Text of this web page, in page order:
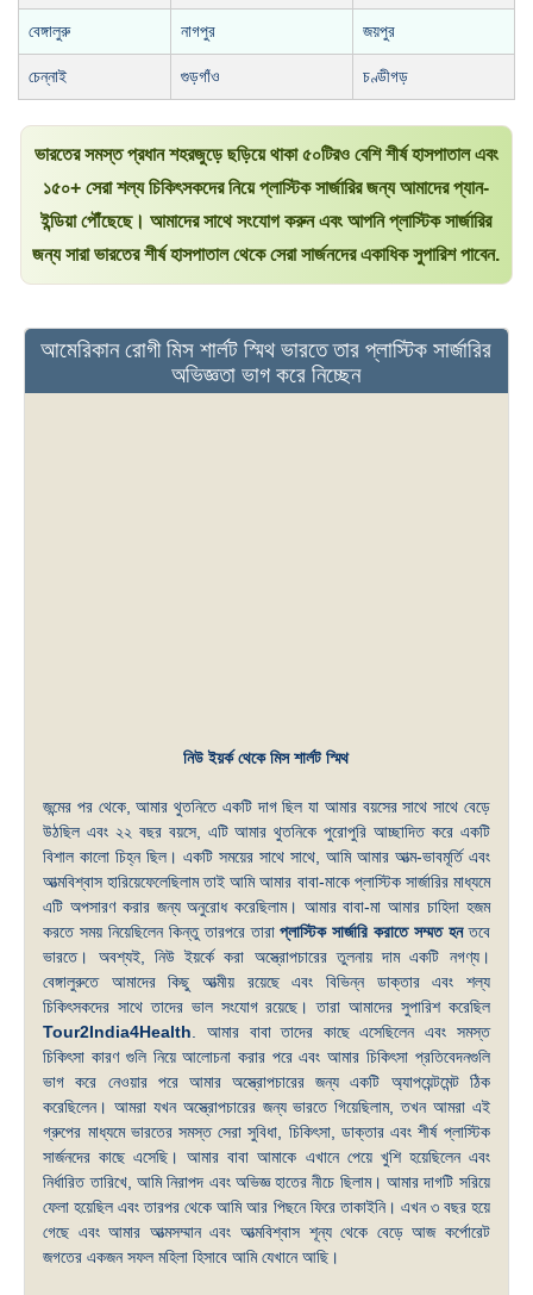
বেঙ্গালুরু নাগপুর জয়পুর
চেন্নাই গুড়গাঁও চণ্ডীগড়
ভারতের সমস্ত প্রধান শহরজুড়ে ছড়িয়ে থাকা ৫০টিরও বেশি শীর্ষ হাসপাতাল এবং
১৫০+ সেরা শল্য চিকিৎসকদের নিয়ে প্লাস্টিক সার্জারির জন্য আমাদের প্যান-
ইন্ডিয়া পৌঁছেছে। আমাদের সাথে সংযোগ করুন এবং আপনি প্লাস্টিক সার্জারির
জন্য সারা ভারতের শীর্ষ হাসপাতাল থেকে সেরা সার্জনদের একাধিক সুপারিশ পাবেন.
আমেরিকান রোগী মিস শার্লট স্মিথ ভারতে তার প্লাস্টিক সার্জারির
অভিজ্ঞতা ভাগ করে নিচ্ছেন
নিউ ইয়র্ক থেকে মিস শার্লট স্মিথ
জন্মের পর থেকে, আমার থুতনিতে একটি দাগ ছিল যা আমার বয়সের সাথে সাথে বেড়ে
উঠছিল এবং ২২ বছর বয়সে, এটি আমার থুতনিকে পুরোপুরি আচ্ছাদিত করে একটি
বিশাল কালো চিহ্ন ছিল। একটি সময়ের সাথে সাথে, আমি আমার আত্ম-ভাবমূর্তি এবং
আত্মবিশ্বাস হারিয়েফেলেছিলাম তাই আমি আমার বাবা-মাকে প্লাস্টিক সার্জারির মাধ্যমে
এটি অপসারণ করার জন্য অনুরোধ করেছিলাম। আমার বাবা-মা আমার চাহিদা হজম
করতে সময় নিয়েছিলেন কিন্তু তারপরে তারাপ্লাস্টিক সার্জারি করাতে সম্মত হনতবে
ভারতে। অবশ্যই, নিউ ইয়র্কে করা অস্ত্রোপচারের তুলনায় দাম একটি নগণ্য।
বেঙ্গালুরুতে আমাদের কিছু আত্মীয় রয়েছে এবং বিভিন্ন ডাক্তার এবং শল্য
চিকিৎসকদের সাথে তাদের ভাল সংযোগ রয়েছে। তারা আমাদের সুপারিশ করেছিল
Tour2India4Health. আমার বাবা তাদের কাছে এসেছিলেন এবং সমস্ত
চিকিৎসা কারণ গুলি নিয়ে আলোচনা করার পরে এবং আমার চিকিৎসা প্রতিবেদনগুলি
ভাগ করে নেওয়ার পরে আমার অস্ত্রোপচারের জন্য একটি অ্যাপয়েন্টমেন্ট ঠিক
করেছিলেন। আমরা যখন অস্ত্রোপচারের জন্য ভারতে গিয়েছিলাম, তখন আমরা এই
গ্রুপের মাধ্যমে ভারতের সমস্ত সেরা সুবিধা, চিকিৎসা, ডাক্তার এবং শীর্ষ প্লাস্টিক
সার্জনদের কাছে এসেছি। আমার বাবা আমাকে এখানে পেয়ে খুশি হয়েছিলেন এবং
নির্ধারিত তারিখে, আমি নিরাপদ এবং অভিজ্ঞ হাতের নীচে ছিলাম। আমার দাগটি সরিয়ে
ফেলা হয়েছিল এবং তারপর থেকে আমি আর পিছনে ফিরে তাকাইনি। এখন ৩ বছর হয়ে
গেছে এবং আমার আত্মসম্মান এবং আত্মবিশ্বাস শূন্য থেকে বেড়ে আজ কর্পোরেট
জগতের একজন সফল মহিলা হিসাবে আমি যেখানে আছি।